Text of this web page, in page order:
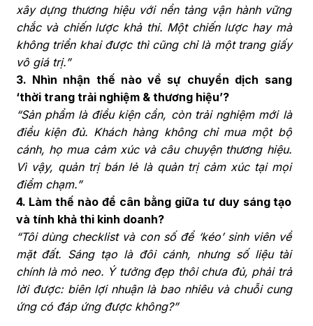
xây dựng thương hiệu với nền tảng vận hành vững
chắc và chiến lược khả thi. Một chiến lược hay mà
không triển khai được thì cũng chỉ là một trang giấy
vô giá trị.”
3. Nhìn nhận thế nào về sự chuyển dịch sang
‘thời trang trải nghiệm & thương hiệu’?
“Sản phẩm là điều kiện cần, còn trải nghiệm mới là
điều kiện đủ. Khách hàng không chỉ mua một bộ
cánh, họ mua cảm xúc và câu chuyện thương hiệu.
Vì vậy, quản trị bán lẻ là quản trị cảm xúc tại mọi
điểm chạm.”
4. Làm thế nào để cân bằng giữa tư duy sáng tạo
và tính khả thi kinh doanh?
“Tôi dùng checklist và con số để ‘kéo’ sinh viên về
mặt đất. Sáng tạo là đôi cánh, nhưng số liệu tài
chính là mỏ neo. Ý tưởng đẹp thôi chưa đủ, phải trả
lời được: biên lợi nhuận là bao nhiêu và chuỗi cung
ứng có đáp ứng được không?”